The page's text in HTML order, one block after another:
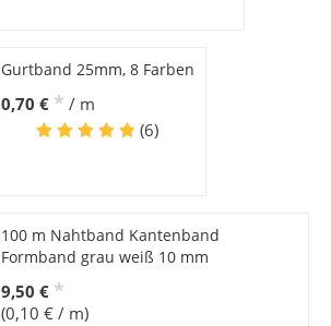
Gurtband 25mm, 8 Farben
0,70 € * / m
(6)
100 m Nahtband Kantenband
Formband grau weiß 10 mm
9,50 € *
(0,10 € / m)